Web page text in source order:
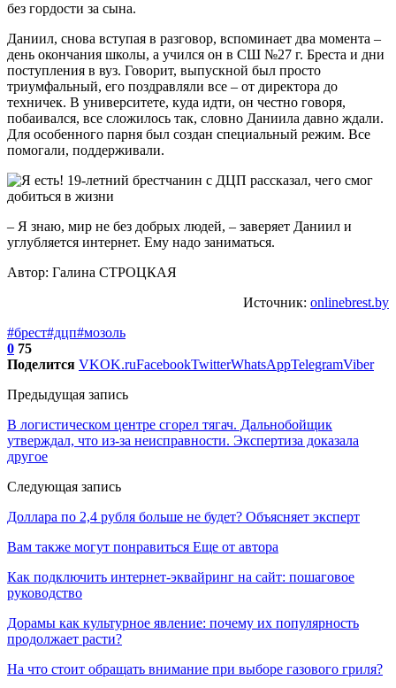
без гордости за сына.
Даниил, снова вступая в разговор, вспоминает два момента –
день окончания школы, а учился он в СШ №27 г. Бреста и дни
поступления в вуз. Говорит, выпускной был просто
триумфальный, его поздравляли все – от директора до
техничек. В университете, куда идти, он честно говоря,
побаивался, все сложилось так, словно Даниила давно ждали.
Для особенного парня был создан специальный режим. Все
помогали, поддерживали.
– Я знаю, мир не без добрых людей, – заверяет Даниил и
углубляется интернет. Ему надо заниматься.
Автор: Галина СТРОЦКАЯ
Источник: onlinebrest.by
#брест#дцп#мозоль
0 75
Поделится VKOK.ruFacebookTwitterWhatsAppTelegramViber
Предыдущая запись
В логистическом центре сгорел тягач. Дальнобойщик
утверждал, что из-за неисправности. Экспертиза доказала
другое
Следующая запись
Доллара по 2,4 рубля больше не будет? Объясняет эксперт
Вам также могут понравиться Еще от автора
Как подключить интернет-эквайринг на сайт: пошаговое
руководство
Дорамы как культурное явление: почему их популярность
продолжает расти?
На что стоит обращать внимание при выборе газового гриля?